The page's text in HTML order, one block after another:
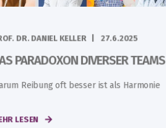
DR. DANIEL KELLER 27.6.2025
PARADOXON DIVERSER TEAMS
Reibung oft besser ist als Harmonie
LESEN